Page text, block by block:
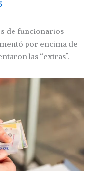
de funcionarios
por encima de
las “extras”.